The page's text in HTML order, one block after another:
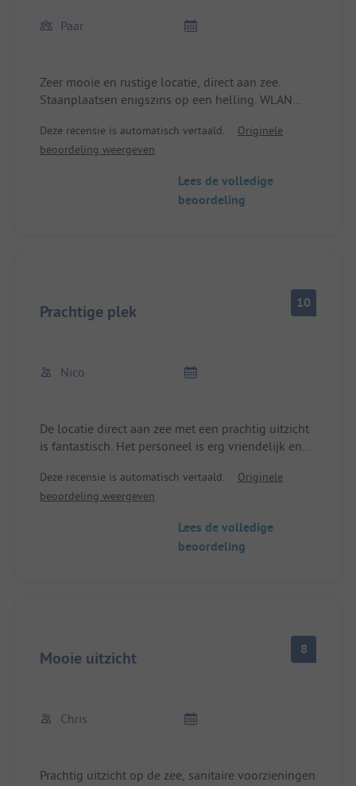
Paar
Zeer mooie en rustige locatie, direct aan zee.
Staanplaatsen enigszins op een helling. WLAN
laagseizoen (midweek), vooraf reserveren
aanbevolen.
Deze recensie is automatisch vertaald.
Originele
beoordeling weergeven
Lees de volledige
beoordeling
Prachtige plek 10
Nico
De locatie direct aan zee met een prachtig uitzicht
is fantastisch. Het personeel is erg vriendelijk en
De staanplaatsen zijn groot en met gras begroeid.
Groot washok met voldoende douches en toiletten
Deze recensie is automatisch vertaald.
Originele
beoordeling weergeven
Lees de volledige
beoordeling
Mooie uitzicht 8
Chris
Prachtig uitzicht op de zee, sanitaire voorzieningen